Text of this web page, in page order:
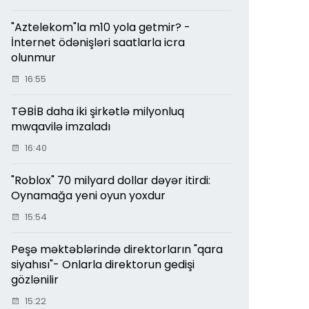
"Aztelekom"la m10 yola getmir? -
İnternet ödənişləri saatlarla icra
olunmur
16:55
TƏBİB daha iki şirkətlə milyonluq
mwqavilə imzaladı
16:40
"Roblox" 70 milyard dollar dəyər itirdi:
Oynamağa yeni oyun yoxdur
15:54
Peşə məktəblərində direktorların "qara
siyahısı"- Onlarla direktorun gedişi
gözlənilir
15:22